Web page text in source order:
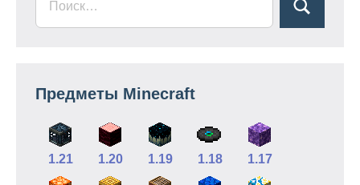
Предметы Minecraft
1.21 1.20 1.19 1.18 1.17